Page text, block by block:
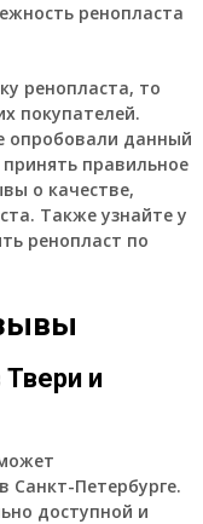
ренопласта
ренопласта, то
покупателей.
опробовали данный
правильное
о качестве,
Также узнайте у
ренопласт по
и
Санкт-Петербурге.
доступной и